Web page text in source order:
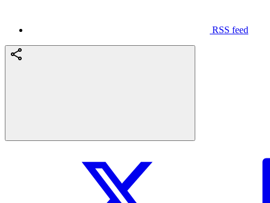
RSS feed